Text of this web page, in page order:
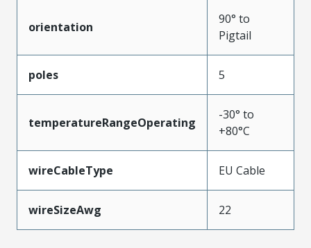
orientation
90° to
Pigtail
poles 5
temperatureRangeOperating
-30° to
+80°C
wireCableType EU Cable
wireSizeAwg 22